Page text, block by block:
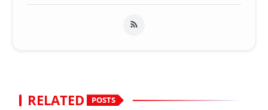
RELATED POSTS